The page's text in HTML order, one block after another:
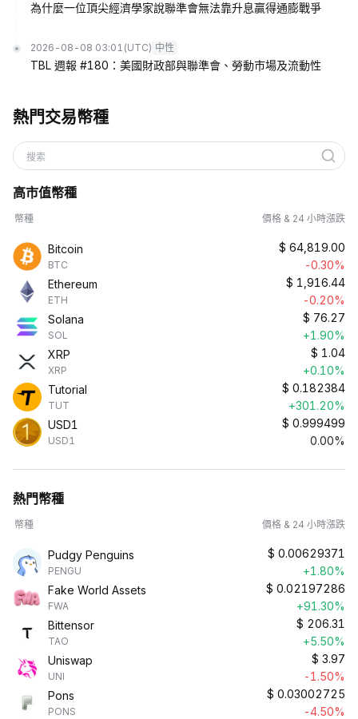
為什麼一位頂尖經濟學家說聯準會無法靠升息贏得通膨戰爭
2026-08-08 03:01 (UTC) 中性
TBL 週報 #180：美國財政部與聯準會、勞動市場及流動性
熱門交易幣種
搜索
高市值幣種
幣種 價格 & 24 小時漲跌
Bitcoin
BTC
$ 64,819.00
-0.30%
Ethereum
ETH
$ 1,916.44
-0.20%
Solana
SOL
$ 76.27
+1.90%
XRP
XRP
$ 1.04
+0.10%
Tutorial
TUT
$ 0.182384
+301.20%
USD1
USD1
$ 0.999499
0.00%
熱門幣種
幣種 價格 & 24 小時漲跌
Pudgy Penguins
PENGU
$ 0.00629371
+1.80%
Fake World Assets
FWA
$ 0.02197286
+91.30%
Bittensor
TAO
$ 206.31
+5.50%
Uniswap
UNI
$ 3.97
-1.50%
Pons
PONS
$ 0.03002725
-4.50%